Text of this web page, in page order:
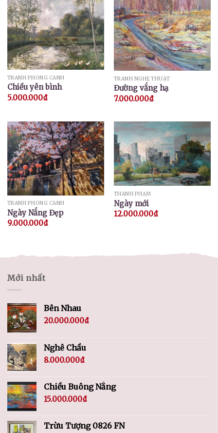
TRANH PHONG CẢNH
Chiều yên bình
5.000.000₫
TRANH NGHỆ THUẬT
Đường vắng hạ
7.000.000₫
TRANH PHONG CẢNH
Ngày Nắng Đẹp
9.000.000₫
THÀNH PHẠM
Ngày mới
12.000.000₫
Mới nhất
Bên Nhau
20.000.000₫
Nghê Chầu
8.000.000₫
Chiều Buông Nắng
15.000.000₫
Trừu Tượng 0826 FN